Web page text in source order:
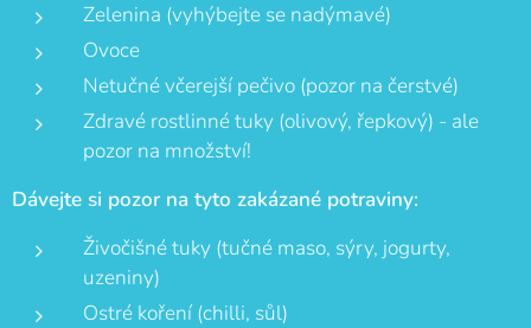
Zelenina (vyhýbejte se nadýmavé)
Ovoce
Netučné včerejší pečivo (pozor na čerstvé)
Zdravé rostlinné tuky (olivový, řepkový) - ale
pozor na množství!
Dávejte si pozor na tyto zakázané potraviny:
Živočišné tuky (tučné maso, sýry, jogurty,
uzeniny)
Ostré koření (chilli, sůl)